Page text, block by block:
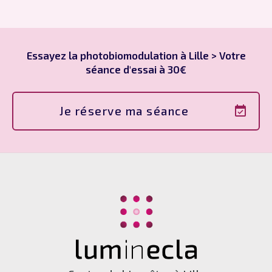
Essayez la photobiomodulation à Lille > Votre
séance d'essai à 30€
Je réserve ma séance